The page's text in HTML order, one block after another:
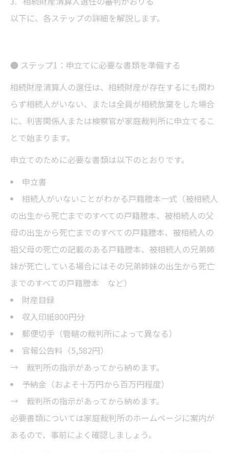
以下に、各ステップの詳細を解説します。
● ステップ1：申立てに必要な書類を準備する
相続財産清算人の選任は、相続財産が存在するにも関わ
らず相続人がいない、または全員が相続放棄をした場合
に、利害関係人または検察官が家庭裁判所に申立てるこ
とで始まります。
申立てのために必要な書類は以下のとおりです。
申立書
相続人がいないことがわかる戸籍謄本一式（被相続人
の出生から死亡までのすべての戸籍謄本、被相続人の父
母の出生から死亡までのすべての戸籍謄本、被相続人の
祖父母の死亡の記載のある戸籍謄本、被相続人の兄弟姉
妹が死亡している場合にはその兄弟姉妹の出生から死亡
までのすべての戸籍謄本 など）
財産目録
収入印紙800円分
郵便切手（管轄の裁判所によって異なる）
官報公告料（5,582円）
→ 裁判所の指示があってから納めます。
予納金（およそ十万円から百万円程度）
→ 裁判所の指示があってから納めます。
必要書類については家庭裁判所のホームページに案内が
あるので、事前によく確認しましょう。